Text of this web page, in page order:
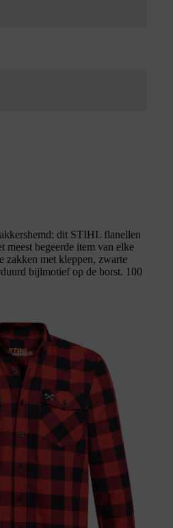
dit STIHL flanellen
meest begeerde item van elke
zakken met kleppen, zwarte
bijlmotief op de borst. 100